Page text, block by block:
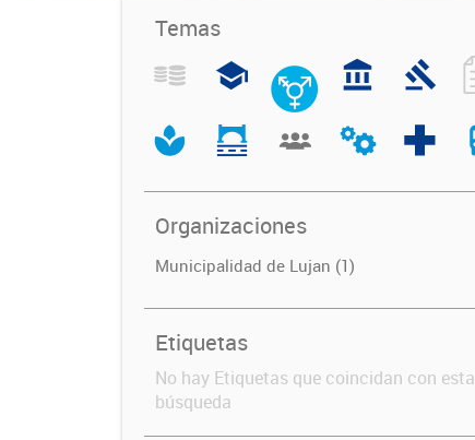
Temas
Organizaciones
Municipalidad de Lujan (1)
Etiquetas
No hay Etiquetas que coincidan con esta
búsqueda